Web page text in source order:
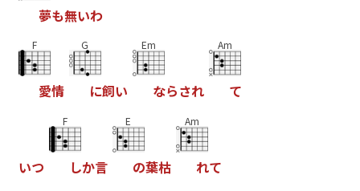
夢も無いわ
F
愛情
G
に飼い
Em
ならされ
Am
て
いつ
F
しか言
E
の葉枯
Am
れて